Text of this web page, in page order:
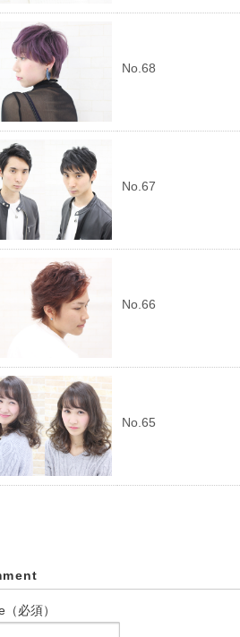
No.68
No.67
No.66
No.65
必須）